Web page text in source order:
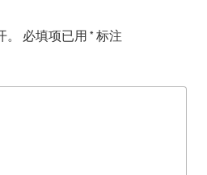
必填项已用 *标注